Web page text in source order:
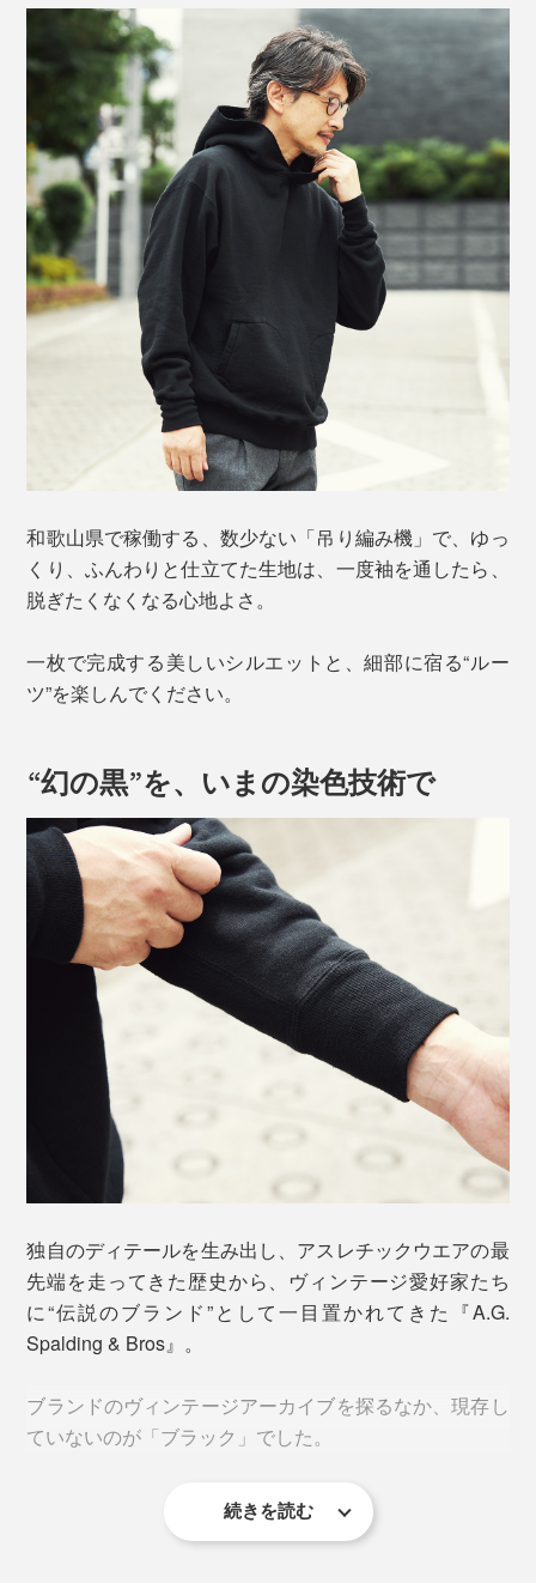
和歌山県で稼働する、数少ない「吊り編み機」で、ゆっ
くり、ふんわりと仕立てた生地は、一度袖を通したら、
脱ぎたくなくなる心地よさ。
一枚で完成する美しいシルエットと、細部に宿る“ルー
ツ”を楽しんでください。
“幻の黒”を、いまの染色技術で
独自のディテールを生み出し、アスレチックウエアの最
先端を走ってきた歴史から、ヴィンテージ愛好家たち
に“伝説のブランド”として一目置かれてきた『A.G.
Spalding & Bros』。
ブランドのヴィンテージアーカイブを探るなか、現存し
ていないのが「ブラック」でした。
続きを読む